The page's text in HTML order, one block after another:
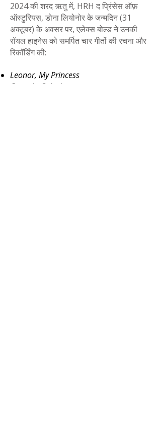
2024 की शरद ऋतु में, HRH द प्रिंसेस ऑफ़
ऑस्टुरियस, डोना लियोनोर के जन्मदिन (31
अक्टूबर) के अवसर पर, एलेक्स बोल्ड ने उनकी
रॉयल हाइनेस को समर्पित चार गीतों की रचना और
रिकॉर्डिंग की:
Leonor, My Princess
Corazón Salvaje